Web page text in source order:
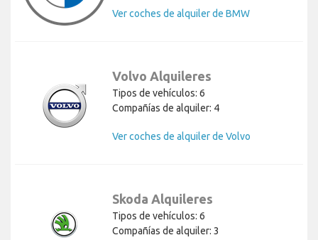
Ver coches de alquiler de BMW
Volvo Alquileres
Tipos de vehículos: 6
Compañías de alquiler: 4
Ver coches de alquiler de Volvo
Skoda Alquileres
Tipos de vehículos: 6
Compañías de alquiler: 3